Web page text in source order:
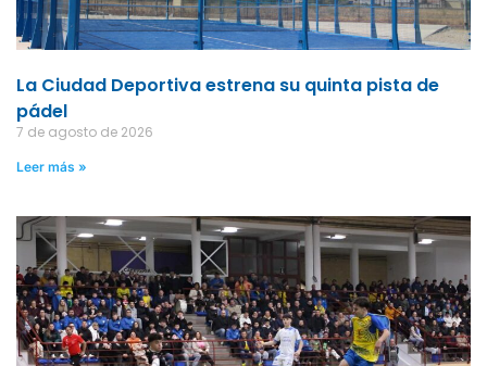
La Ciudad Deportiva estrena su quinta pista de
pádel
7 de agosto de 2026
Leer más »